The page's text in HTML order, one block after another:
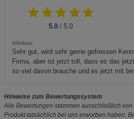
5.0 / 5.0
Wildikatz
Sehr gut, wird sehr gerne gefressen
Firma, aber ist jetzt toll, dass es das
so viel davon brauche und es jetzt mit
Hinweise zum Bewertungssystem
Alle Bewertungen stammen ausschließlich
Produkt tatsächlich bei uns erworben haben.